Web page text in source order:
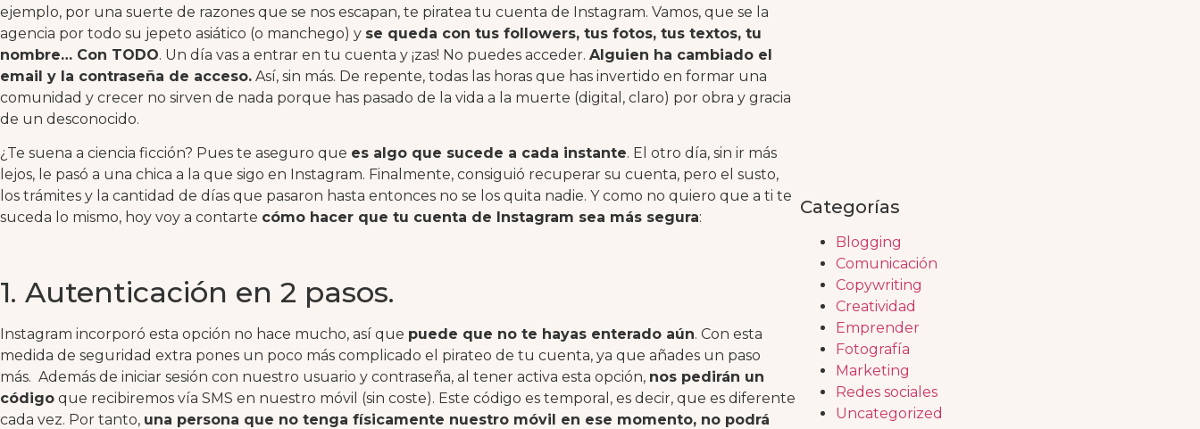
ejemplo, por una suerte de razones que se nos escapan, te piratea tu cuenta de Instagram. Vamos, que se la
agencia por todo su jepeto asiático (o manchego) y se queda con tus followers, tus fotos, tus textos, tu
nombre… Con TODO. Un día vas a entrar en tu cuenta y ¡zas! No puedes acceder. Alguien ha cambiado el
email y la contraseña de acceso. Así, sin más. De repente, todas las horas que has invertido en formar una
comunidad y crecer no sirven de nada porque has pasado de la vida a la muerte (digital, claro) por obra y gracia
de un desconocido.
¿Te suena a ciencia ficción? Pues te aseguro que es algo que sucede a cada instante. El otro día, sin ir más
lejos, le pasó a una chica a la que sigo en Instagram. Finalmente, consiguió recuperar su cuenta, pero el susto,
los trámites y la cantidad de días que pasaron hasta entonces no se los quita nadie. Y como no quiero que a ti te
suceda lo mismo, hoy voy a contarte cómo hacer que tu cuenta de Instagram sea más segura:
1. Autenticación en 2 pasos.
Instagram incorporó esta opción no hace mucho, así que puede que no te hayas enterado aún. Con esta
medida de seguridad extra pones un poco más complicado el pirateo de tu cuenta, ya que añades un paso
más. Además de iniciar sesión con nuestro usuario y contraseña, al tener activa esta opción, nos pedirán un
código que recibiremos vía SMS en nuestro móvil (sin coste). Este código es temporal, es decir, que es diferente
cada vez. Por tanto, una persona que no tenga físicamente nuestro móvil en ese momento, no podrá
Categorías
Blogging
Comunicación
Copywriting
Creatividad
Emprender
Fotografía
Marketing
Redes sociales
Uncategorized